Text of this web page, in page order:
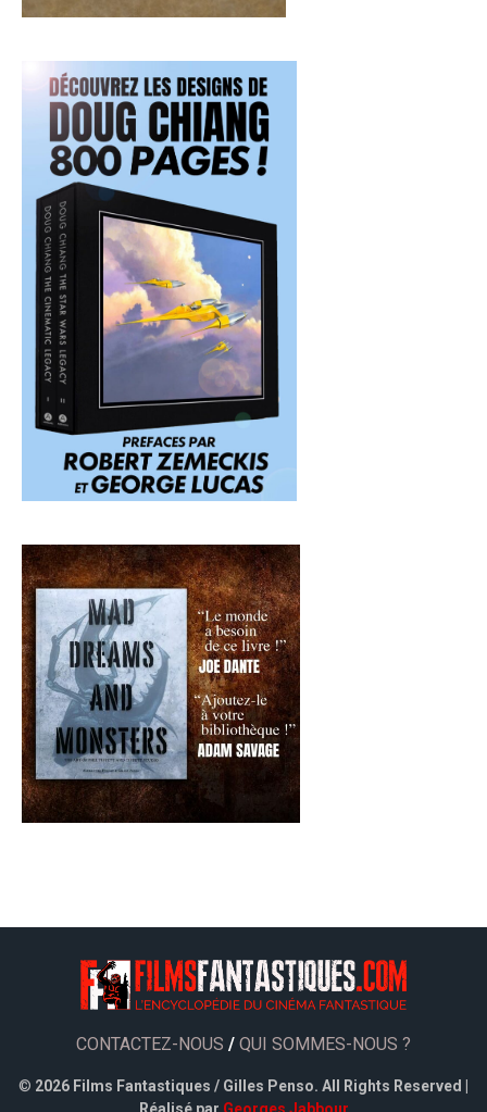
CONTACTEZ-NOUS / QUI SOMMES-NOUS ?
© 2026 Films Fantastiques / Gilles Penso. All Rights Reserved |
Réalisé par Georges Jabbour